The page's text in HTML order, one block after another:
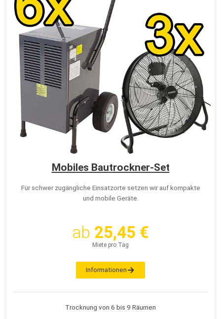
Mobiles Bautrockner-Set
Für schwer zugängliche Einsatzorte setzen wir auf kompakte
und mobile Geräte.
ab 25,45 €
Miete pro Tag
Informationen
Trocknung von 6 bis 9 Räumen